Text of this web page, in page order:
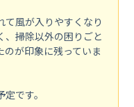
風が入りやすくなり
、掃除以外の困りごと
が印象に残っていま
です。